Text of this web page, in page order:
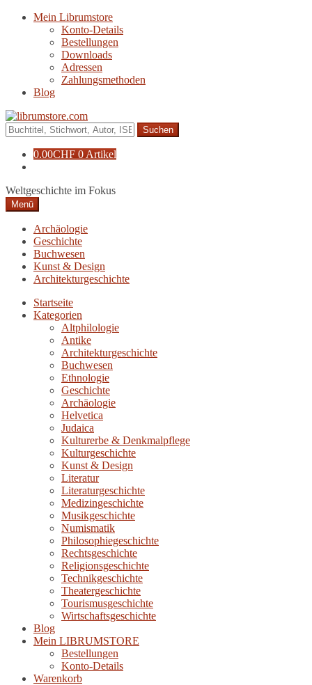
Navigation
Zum
Mein Librumstore
Konto-Details
Bestellungen
Downloads
Adressen
Zahlungsmethoden
Blog
Suche
nach:
0.00CHF 0 Artikel
Weltgeschichte im Fokus
Menü
Archäologie
Geschichte
Buchwesen
Kunst & Design
Architekturgeschichte
Startseite
Kategorien
Altphilologie
Antike
Architekturgeschichte
Buchwesen
Ethnologie
Geschichte
Archäologie
Helvetica
Judaica
Kulturerbe & Denkmalpflege
Kulturgeschichte
Kunst & Design
Literatur
Literaturgeschichte
Medizingeschichte
Musikgeschichte
Numismatik
Philosophiegeschichte
Rechtsgeschichte
Religionsgeschichte
Technikgeschichte
Theatergeschichte
Tourismusgeschichte
Wirtschaftsgeschichte
Blog
Mein LIBRUMSTORE
Bestellungen
Konto-Details
Warenkorb